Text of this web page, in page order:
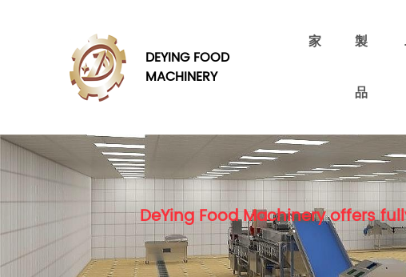
DEYING FOOD
MACHINERY
家 製
品
DeYing Food Machinery offers